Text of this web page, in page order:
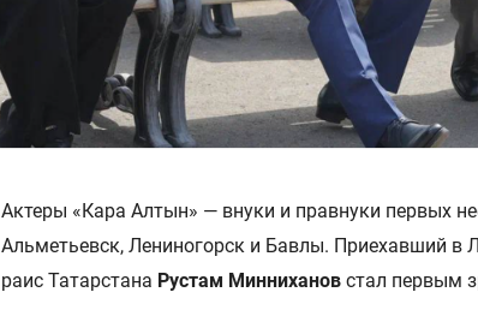
Актеры «Кара Алтын» — внуки и правнуки первых
Альметьевск, Лениногорск и Бавлы. Приехавший в
раис Татарстана Рустам Минниханов стал первым